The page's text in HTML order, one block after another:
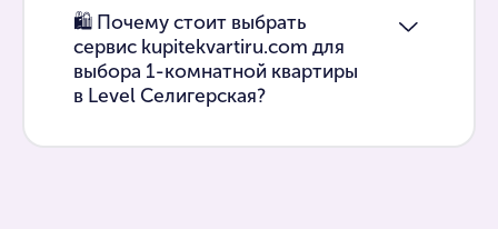
🛍 Почему стоит выбрать
сервис kupitekvartiru.com для
выбора 1-комнатной квартиры
в Level Селигерская?